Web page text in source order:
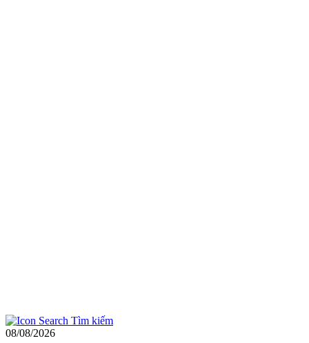
Tìm kiếm
08/08/2026